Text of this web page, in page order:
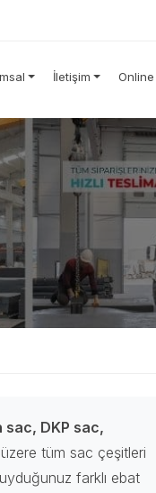
İletişim
sac, DKP sac,
tüm sac çeşitleri
farklı ebat